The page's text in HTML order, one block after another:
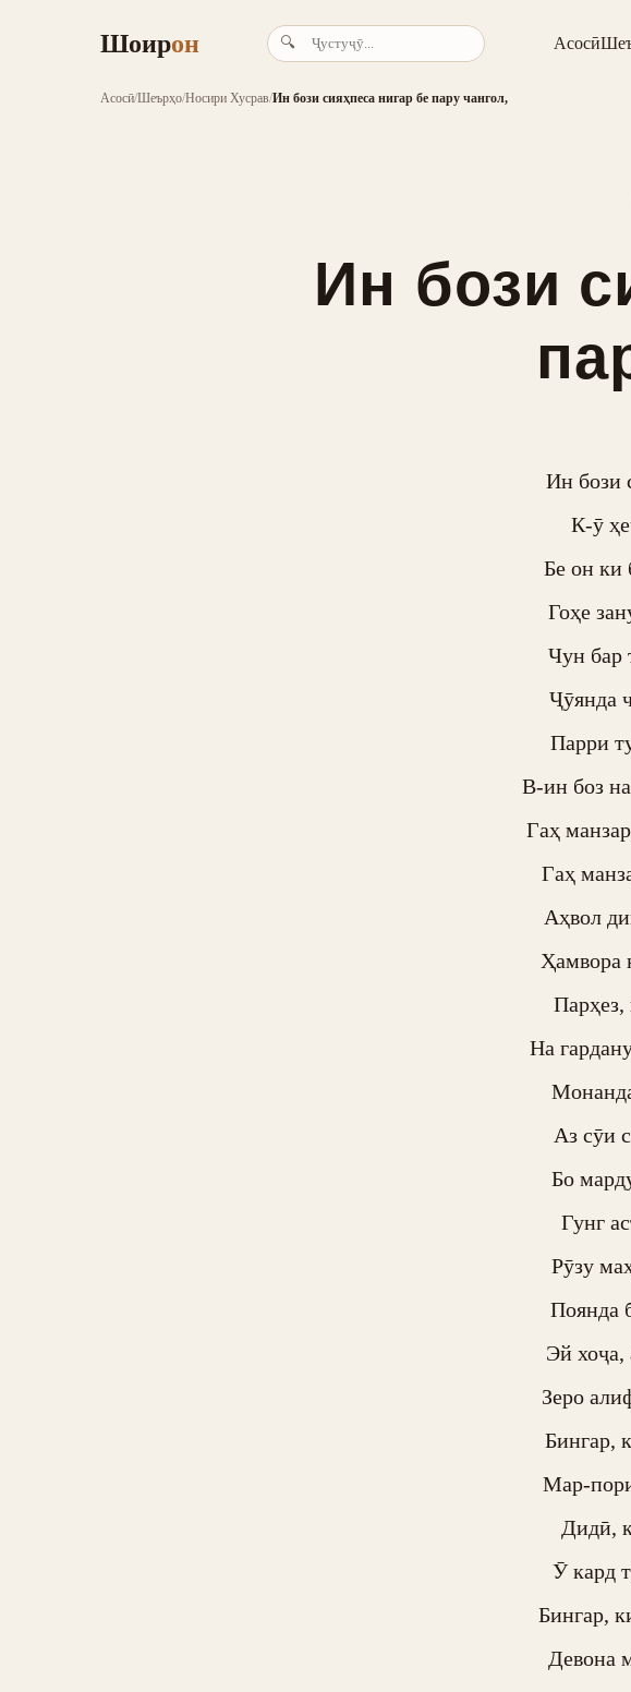
Шоирон 🔍 Асосӣ
Асосӣ/Шеърҳо/Носири Хусрав/Ин бози сияҳпеса нигар бе пару чангол,
Ин бози
Ин бози
К-ӯ
Бе он ки
Гоҳе
Чун бар
Ҷӯянда
Парри
В-ин боз
Гаҳ
Гаҳ
Аҳвол
Ҳамвора
Парҳез,
На
Аз сӯи
Бо
Гунг
Рӯзу
Поянда
Эй хоҷа,
Зеро
Бингар,
Мар-
Дидӣ,
Ӯ кард
Бингар,
Девона